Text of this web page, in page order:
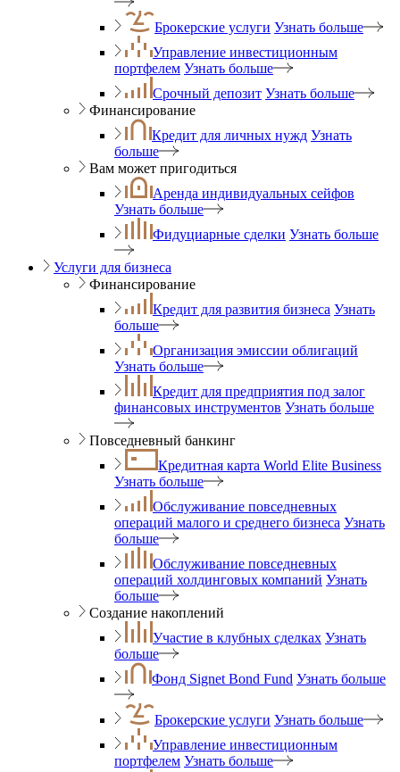
Брокерские услуги Узнать больше
Управление инвестиционным
портфелем Узнать больше
Срочный депозит Узнать больше
Финансирование
Кредит для личных нужд Узнать
больше
Вам может пригодиться
Аренда индивидуальных сейфов
Узнать больше
Фидуциарные сделки Узнать больше
Услуги для бизнеса
Финансирование
Кредит для развития бизнеса Узнать
больше
Организация эмиссии облигаций
Узнать больше
Кредит для предприятия под залог
финансовых инструментов Узнать больше
Повседневный банкинг
Кредитная карта World Elite Business
Узнать больше
Обслуживание повседневных
операций малого и среднего бизнеса Узнать
больше
Обслуживание повседневных
операций холдинговых компаний Узнать
больше
Создание накоплений
Участие в клубных сделках Узнать
больше
Фонд Signet Bond Fund Узнать больше
Брокерские услуги Узнать больше
Управление инвестиционным
портфелем Узнать больше